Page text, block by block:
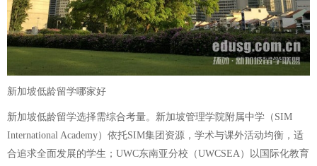
新加坡低龄留学哪家好
新加坡低龄留学选择需综合考量。新加坡管理学院附属中学（SIM
International Academy）依托SIM集团资源，学术与课外活动均衡，适
合追求全面发展的学生；UWC东南亚分校（UWCSEA）以国际化教育